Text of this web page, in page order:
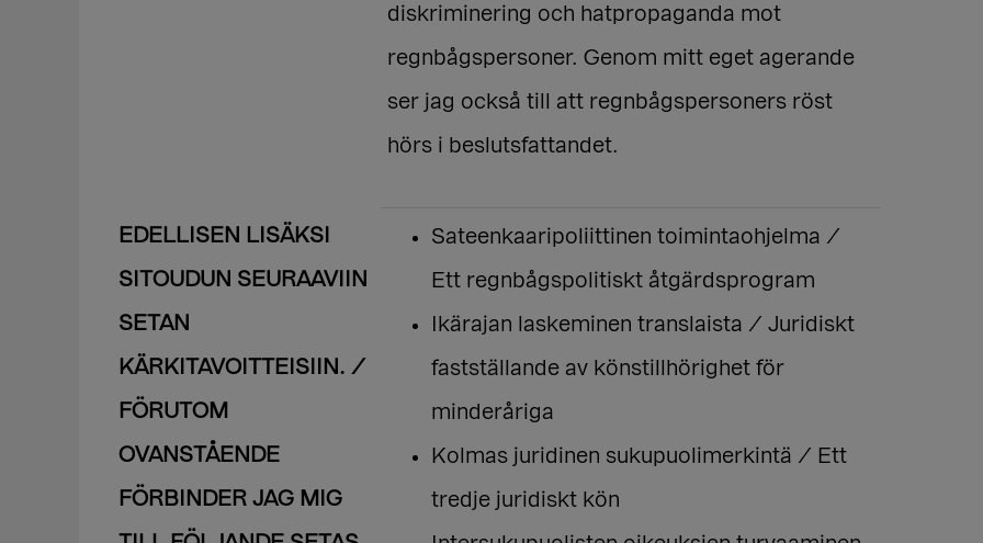
diskriminering och hatpropaganda mot
regnbågspersoner. Genom mitt eget agerande
ser jag också till att regnbågspersoners röst
hörs i beslutsfattandet.
EDELLISEN LISÄKSI
SITOUDUN SEURAAVIIN
SETAN
KÄRKITAVOITTEISIIN. /
FÖRUTOM
OVANSTÅENDE
FÖRBINDER JAG MIG
Sateenkaaripoliittinen toimintaohjelma /
Ett regnbågspolitiskt åtgärdsprogram
Ikärajan laskeminen translaista / Juridiskt
fastställande av könstillhörighet för
minderåriga
Kolmas juridinen sukupuolimerkintä / Ett
tredje juridiskt kön